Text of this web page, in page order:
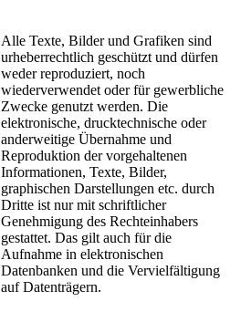
Alle Texte, Bilder und Grafiken sind
urheberrechtlich geschützt und dürfen
weder reproduziert, noch
wiederverwendet oder für gewerbliche
Zwecke genutzt werden. Die
elektronische, drucktechnische oder
anderweitige Übernahme und
Reproduktion der vorgehaltenen
Informationen, Texte, Bilder,
graphischen Darstellungen etc. durch
Dritte ist nur mit schriftlicher
Genehmigung des Rechteinhabers
gestattet. Das gilt auch für die
Aufnahme in elektronischen
Datenbanken und die Vervielfältigung
auf Datenträgern.